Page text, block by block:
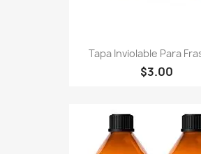
Tapa Inviolable Para
$3.00